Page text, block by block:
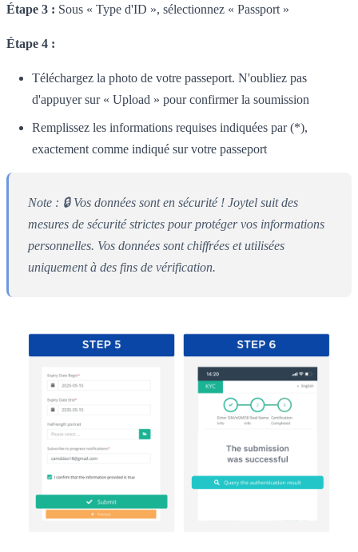
Étape 3 : Sous « Type d'ID », sélectionnez « Passport »
Étape 4 :
Téléchargez la photo de votre passeport. N'oubliez pas
d'appuyer sur « Upload » pour confirmer la soumission
Remplissez les informations requises indiquées par (*),
exactement comme indiqué sur votre passeport
Note : 🔒 Vos données sont en sécurité ! Joytel suit des
mesures de sécurité strictes pour protéger vos informations
personnelles. Vos données sont chiffrées et utilisées
uniquement à des fins de vérification.